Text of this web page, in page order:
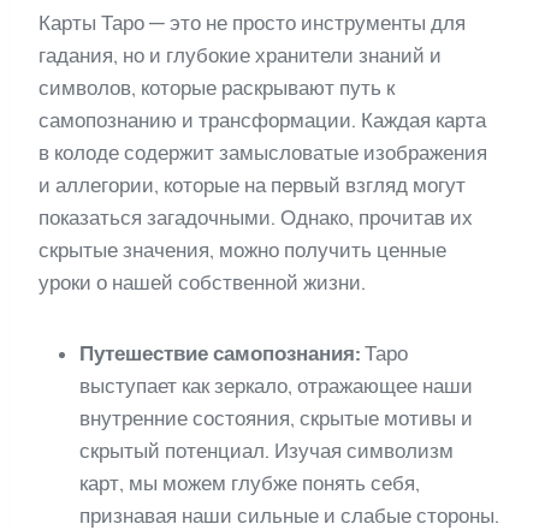
Карты Таро — это не просто инструменты для
гадания, но и глубокие хранители знаний и
символов, которые раскрывают путь к
самопознанию и трансформации. Каждая карта
в колоде содержит замысловатые изображения
и аллегории, которые на первый взгляд могут
показаться загадочными. Однако, прочитав их
скрытые значения, можно получить ценные
уроки о нашей собственной жизни.
Путешествие самопознания: Таро
выступает как зеркало, отражающее наши
внутренние состояния, скрытые мотивы и
скрытый потенциал. Изучая символизм
карт, мы можем глубже понять себя,
признавая наши сильные и слабые стороны.